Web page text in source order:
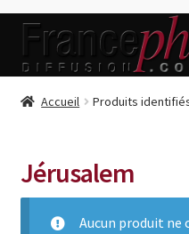
Aller
la
Aller
contenu
Accueil
Caisse
Conditions de Vente
Accueil Produits
Jérusalem
Aucun produit ne